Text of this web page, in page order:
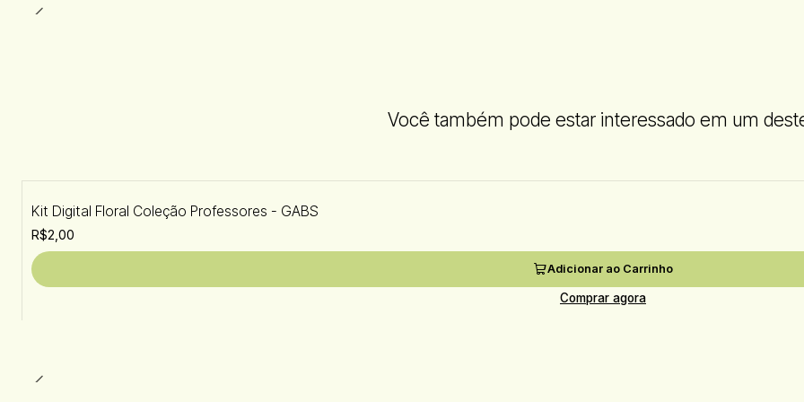
Você também pode estar interessado em um
Kit Digital Floral Coleção Professores - GABS
R$2,00
Adicionar ao Carrinho
Comprar agora